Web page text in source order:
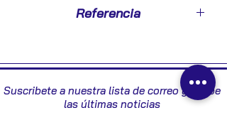
Referencia
Suscribete a nuestra lista de correo y recibe
las últimas noticias